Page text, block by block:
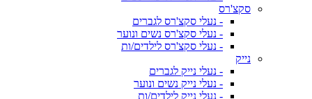
סקצ'רס
- נעלי סקצ'רס לגברים
- נעלי סקצ'רס נשים ונוער
- נעלי סקצ'רס לילדים/ות
נייק
- נעלי נייק לגברים
- נעלי נייק נשים ונוער
- נעלי נייק לילדים/ות